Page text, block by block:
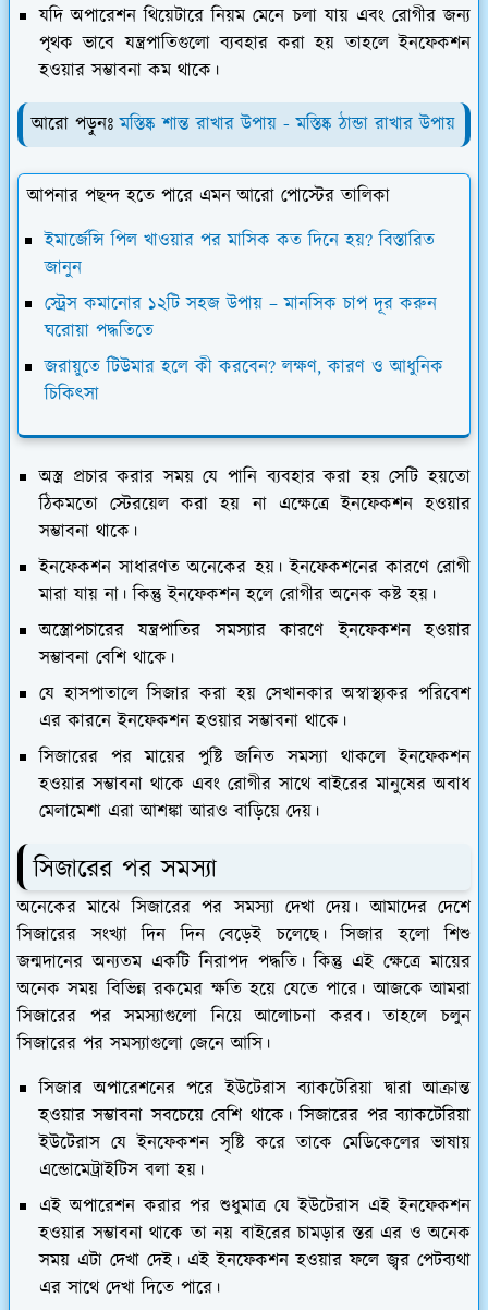
যদি অপারেশন থিয়েটারে নিয়ম মেনে চলা যায় এবং রোগীর জন্য
পৃথক ভাবে যন্ত্রপাতিগুলো ব্যবহার করা হয় তাহলে ইনফেকশন
হওয়ার সম্ভাবনা কম থাকে।
আরো পড়ুনঃমস্তিষ্ক শান্ত রাখার উপায় - মস্তিষ্ক ঠান্ডা রাখার উপায়
আপনার পছন্দ হতে পারে এমন আরো পোস্টের তালিকা
ইমার্জেন্সি পিল খাওয়ার পর মাসিক কত দিনে হয়? বিস্তারিত
জানুন
স্ট্রেস কমানোর ১২টি সহজ উপায় – মানসিক চাপ দূর করুন
ঘরোয়া পদ্ধতিতে
জরায়ুতে টিউমার হলে কী করবেন? লক্ষণ, কারণ ও আধুনিক
চিকিৎসা
অস্ত্র প্রচার করার সময় যে পানি ব্যবহার করা হয় সেটি হয়তো
ঠিকমতো স্টেরয়েল করা হয় না এক্ষেত্রে ইনফেকশন হওয়ার
সম্ভাবনা থাকে।
ইনফেকশন সাধারণত অনেকের হয়। ইনফেকশনের কারণে রোগী
মারা যায় না। কিন্তু ইনফেকশন হলে রোগীর অনেক কষ্ট হয়।
অস্ত্রোপচারের যন্ত্রপাতির সমস্যার কারণে ইনফেকশন হওয়ার
সম্ভাবনা বেশি থাকে।
যে হাসপাতালে সিজার করা হয় সেখানকার অস্বাস্থ্যকর পরিবেশ
এর কারনে ইনফেকশন হওয়ার সম্ভাবনা থাকে।
সিজারের পর মায়ের পুষ্টি জনিত সমস্যা থাকলে ইনফেকশন
হওয়ার সম্ভাবনা থাকে এবং রোগীর সাথে বাইরের মানুষের অবাধ
মেলামেশা এরা আশঙ্কা আরও বাড়িয়ে দেয়।
সিজারের পর সমস্যা
অনেকের মাঝে সিজারের পর সমস্যা দেখা দেয়। আমাদের দেশে
সিজারের সংখ্যা দিন দিন বেড়েই চলেছে। সিজার হলো শিশু
জন্মদানের অন্যতম একটি নিরাপদ পদ্ধতি। কিন্তু এই ক্ষেত্রে মায়ের
অনেক সময় বিভিন্ন রকমের ক্ষতি হয়ে যেতে পারে। আজকে আমরা
সিজারের পর সমস্যাগুলো নিয়ে আলোচনা করব। তাহলে চলুন
সিজারের পর সমস্যাগুলো জেনে আসি।
সিজার অপারেশনের পরে ইউটেরাস ব্যাকটেরিয়া দ্বারা আক্রান্ত
হওয়ার সম্ভাবনা সবচেয়ে বেশি থাকে। সিজারের পর ব্যাকটেরিয়া
ইউটেরাস যে ইনফেকশন সৃষ্টি করে তাকে মেডিকেলের ভাষায়
এন্ডোমেট্রাইটিস বলা হয়।
এই অপারেশন করার পর শুধুমাত্র যে ইউটেরাস এই ইনফেকশন
হওয়ার সম্ভাবনা থাকে তা নয় বাইরের চামড়ার স্তর এর ও অনেক
সময় এটা দেখা দেই। এই ইনফেকশন হওয়ার ফলে জ্বর পেটব্যথা
এর সাথে দেখা দিতে পারে।